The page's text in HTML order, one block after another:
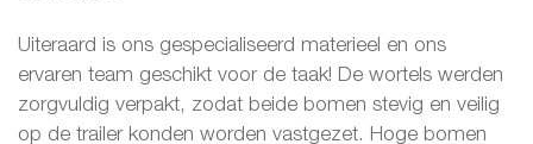
Uiteraard is ons gespecialiseerd materieel en ons
ervaren team geschikt voor de taak! De wortels werden
zorgvuldig verpakt, zodat beide bomen stevig en veilig
op de trailer konden worden vastgezet. Hoge bomen